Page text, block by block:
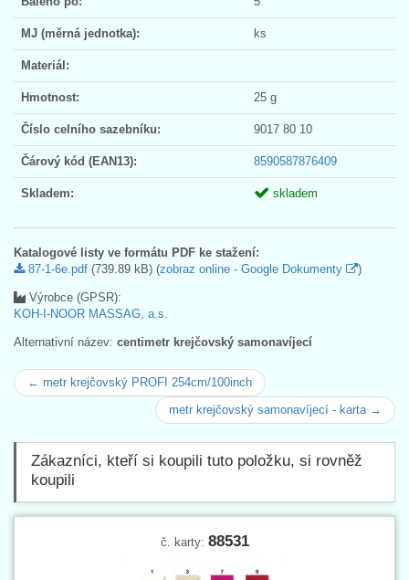
MJ (měrná jednotka): ks
Materiál:
Hmotnost: 25 g
Číslo celního sazebníku: 9017 80 10
Čárový kód (EAN13): 8590587876409
Skladem: skladem
Katalogové listy ve formátu PDF ke stažení:
87-1-6e.pdf (739.89 kB) (zobraz online - Google Dokumenty )
Výrobce (GPSR):
KOH-I-NOOR MASSAG, a.s.
Alternativní název: centimetr krejčovský samonavíjecí
← metr krejčovský PROFI 254cm/100inch
metr krejčovský samonavíjecí - karta →
Zákazníci, kteří si koupili tuto položku, si rovněž
koupili
č. karty: 88531